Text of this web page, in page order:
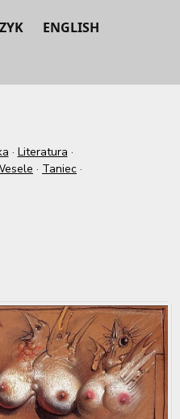
ENGLISH
· Literatura ·
· Taniec ·